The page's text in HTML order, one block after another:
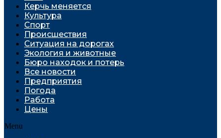
Керчь меняется
Культура
Спорт
Проиcшествия
Ситуация на дорогах
Экология и животные
Бюро находок и потерь
Все новости
Предприятия
Погода
Работа
Цены
Menu